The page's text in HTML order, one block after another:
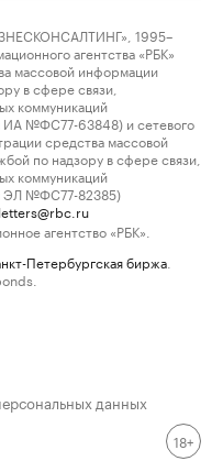
1995–
агентства «РБК»
массовой информации
в сфере связи,
коммуникаций
ИА №ФС77-63848) и сетевого
средства массовой
по надзору в сфере связи,
коммуникаций
ЭЛ №ФС77-82385)
letters@rbc.ru
агентство «РБК».
Петербургская биржа
данных
18+